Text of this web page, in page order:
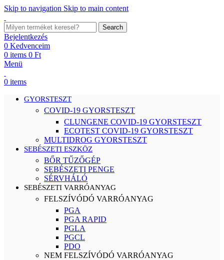
Skip to navigation Skip to main content
Search
Bejelentkezés
0 Kedvenceim
0 items 0 Ft
Menü
0 items
GYORSTESZT
COVID-19 GYORSTESZT
CLUNGENE COVID-19 GYORSTESZT
ECOTEST COVID-19 GYORSTESZT
MULTIDROG GYORSTESZT
SEBÉSZETI ESZKÖZ
BŐR TŰZŐGÉP
SEBÉSZETI PENGE
SÉRVHÁLÓ
SEBÉSZETI VARRÓANYAG
FELSZÍVÓDÓ VARRÓANYAG
PGA
PGA RAPID
PGLA
PGCL
PDO
NEM FELSZÍVÓDÓ VARRÓANYAG